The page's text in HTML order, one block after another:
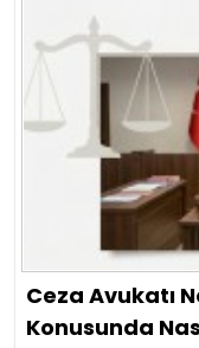
Ceza Avukatı
Konusunda